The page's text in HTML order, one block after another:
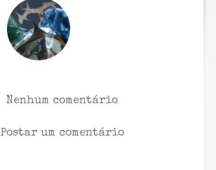
Nenhum comentário
Postar um comentário